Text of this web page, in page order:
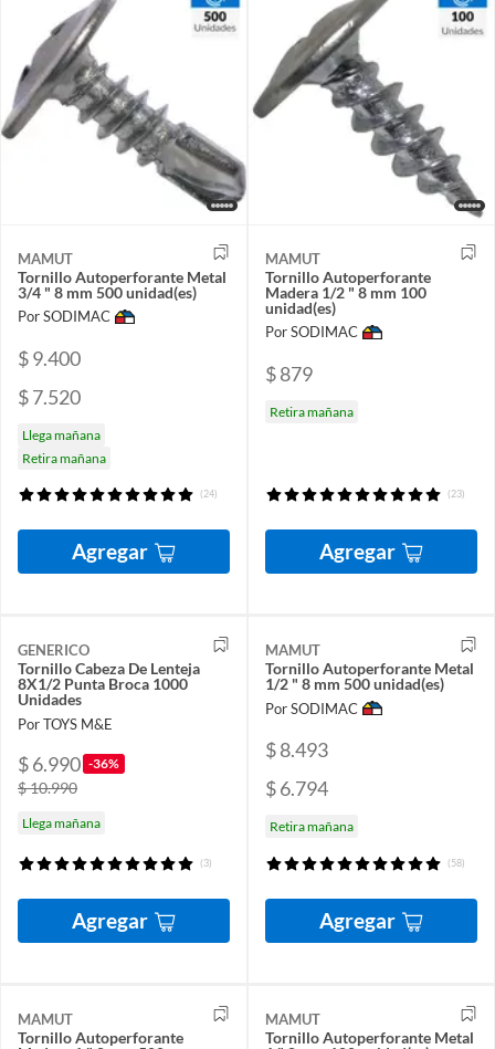
MAMUT
Tornillo Autoperforante Metal
3/4 " 8 mm 500 unidad(es)
Por SODIMAC
$ 9.400
$ 7.520
Llega mañana
Retira mañana
(24)
Agregar
MAMUT
Tornillo Autoperforante
Madera 1/2 " 8 mm 100
unidad(es)
Por SODIMAC
$ 879
Retira mañana
(23)
Agregar
GENERICO
Tornillo Cabeza De Lenteja
8X1/2 Punta Broca 1000
Unidades
Por TOYS M&E
$ 6.990 -36%
$ 10.990
Llega mañana
(3)
Agregar
MAMUT
Tornillo Autoperforante Metal
1/2 " 8 mm 500 unidad(es)
Por SODIMAC
$ 8.493
$ 6.794
Retira mañana
(58)
Agregar
MAMUT
Tornillo Autoperforante
MAMUT
Tornillo Autoperforante Metal